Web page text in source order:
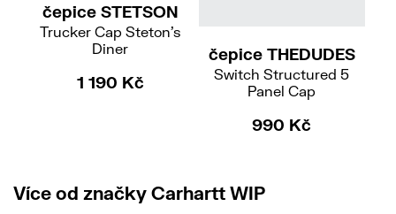
čepice STETSON
Trucker Cap Steton's
Diner
1 190 Kč
čepice THEDUDES
Switch Structured 5
Panel Cap
990 Kč
Více od značky Carhartt WIP